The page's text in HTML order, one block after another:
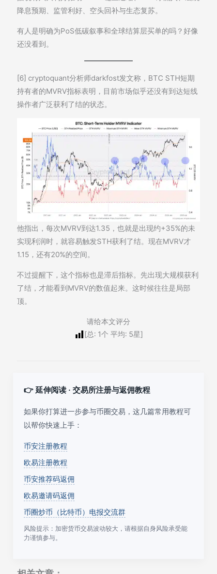
降息预期、监管利好、空头回补与生态复苏。
有人是明确为PoS低碳叙事和全球结算层买单的吗？好像
还没看到。
[6] cryptoquant分析师darkfost发文称，BTC STH短期
持有者的MVRV指标表明，目前市场似乎还没有到达短线
操作者广泛获利了结的状态。
他指出，每次MVRV到达1.35，也就是出现约+35%的未
实现利润时，就容易触发STH获利了结。现在MVRV才
1.15，还有20%的空间。
不过提醒下，这个指标也是滞后指标。先出现大规模获利
了结，才能看到MVRV的数值起来。这时候往往是局部
顶。
请给本文评分
[总: 1个 平均: 5星]
👉 延伸阅读 · 交易所注册与返佣教程
如果你打算进一步参与币圈交易，这几篇常用教程可
以帮你快速上手：
币安注册教程
欧易注册教程
币安推荐码返佣
欧易邀请码返佣
币圈炒币（比特币）电报交流群
风险提示：加密货币交易波动较大，请根据自身风险承受能
力谨慎参与。